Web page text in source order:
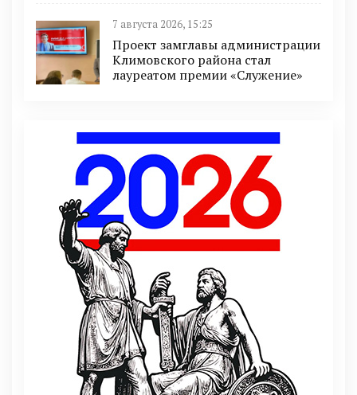
7 августа 2026, 15:25
Проект замглавы администрации
Климовского района стал
лауреатом премии «Служение»